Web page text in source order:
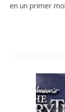
en un primer